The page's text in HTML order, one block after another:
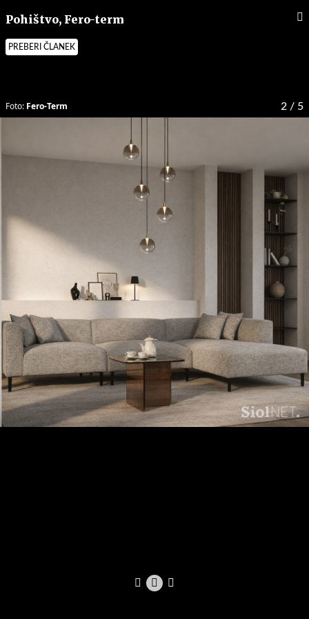
Pohištvo, Fero-term
PREBERI ČLANEK
2 / 5
Foto: Fero-Term
Kotna garnitura korra Maris (V458749), lestenec Zorra Claire (S450931),
klubska mizica korra Antonella Mokka (V460223)